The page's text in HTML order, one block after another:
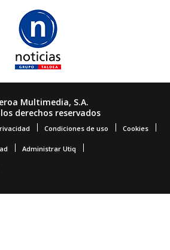
Multimedia, S.A.
derechos reservados
Condiciones de uso Cookies
Administrar Utiq